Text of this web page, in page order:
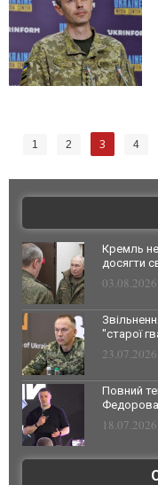
1 2 3 4
Кремль не
досягти
"старої
Повний
Федорова